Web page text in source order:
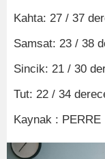
Kahta: 27 / 37
Samsat: 23 / 38
Sincik: 21 / 30
Tut: 22 / 34
Kaynak : PERRE